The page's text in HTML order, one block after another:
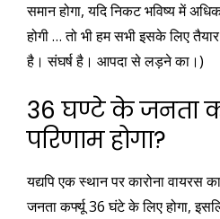
समान होगा, यदि निकट भविष्य में
होगी … तो भी हम सभी इसके लिए
है। संघर्ष है। आपदा से लड़ने का।)
36 घण्टे के जनता
परिणाम होगा?
यद्यपि एक स्थान पर कारोना
जनता कर्फ्यू 36 घंटे के लिए होगा,